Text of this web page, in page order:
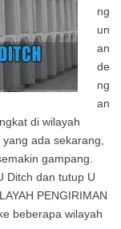
ng
un
an
de
ng
an
di wilayah
ada sekarang,
gampang.
Ditch dan tutup U
PENGIRIMAN
beberapa wilayah